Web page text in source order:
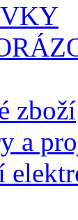
zboží
a